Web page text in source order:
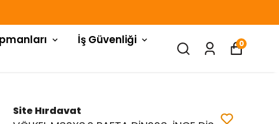
İş Güvenliği
0
Site Hırdavat